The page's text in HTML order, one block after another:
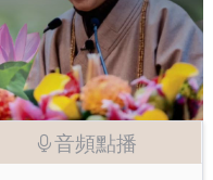
音頻點播